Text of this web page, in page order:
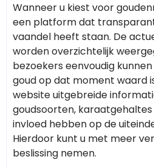
Wanneer u kiest voor
een platform dat
vaandel heeft staan. De
worden overzichtelijk
bezoekers eenvoudig
goud op dat moment waard
website uitgebreide
goudsoorten,
invloed hebben op de
Hierdoor kunt u met meer
beslissing nemen.